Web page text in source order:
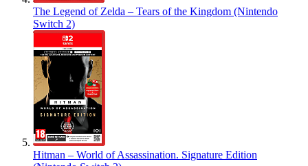
The Legend of Zelda – Tears of the Kingdom (Nintendo
Switch 2)
Hitman – World of Assassination. Signature Edition